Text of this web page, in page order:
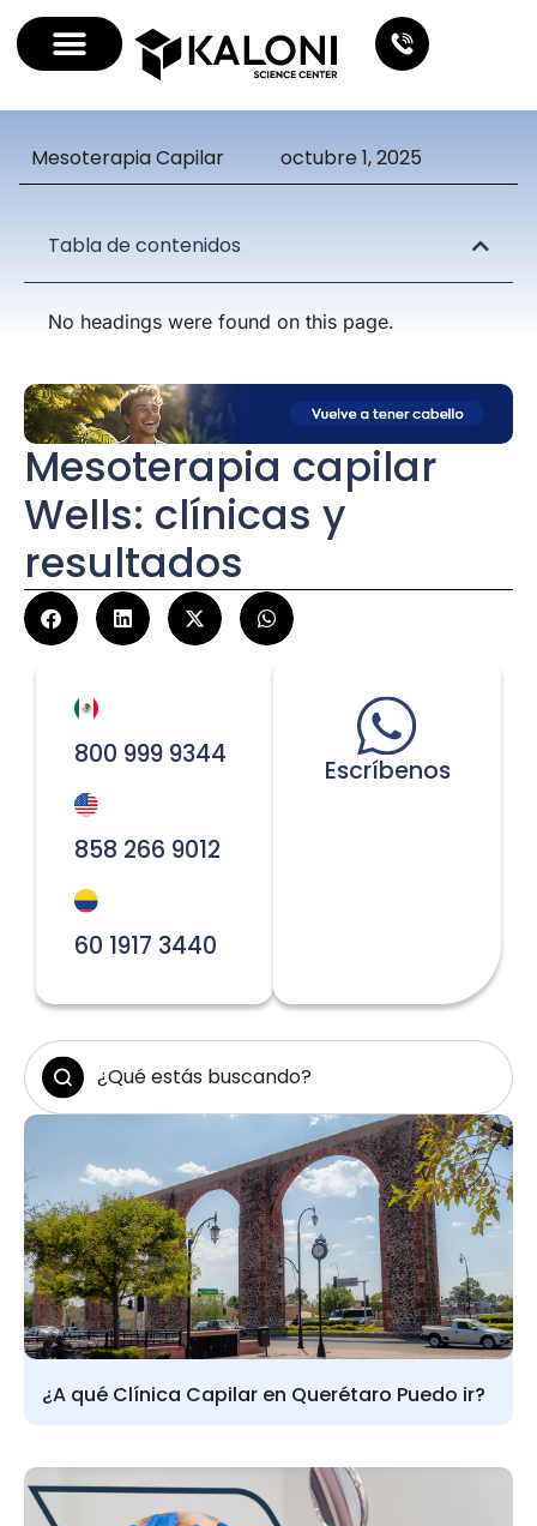
Mesoterapia Capilar octubre 1, 2025
Tabla de contenidos
No headings were found on this page.
Mesoterapia capilar
Wells: clínicas y
resultados
800 999 9344
858 266 9012
60 1917 3440
Escríbenos
¿A qué Clínica Capilar en Querétaro Puedo ir?